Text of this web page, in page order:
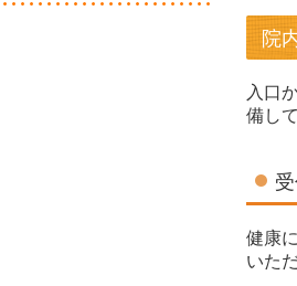
院
入口
備し
健康
いた